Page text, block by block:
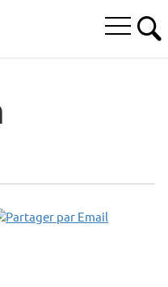
Ouvrir